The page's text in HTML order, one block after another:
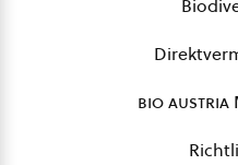
bio austria